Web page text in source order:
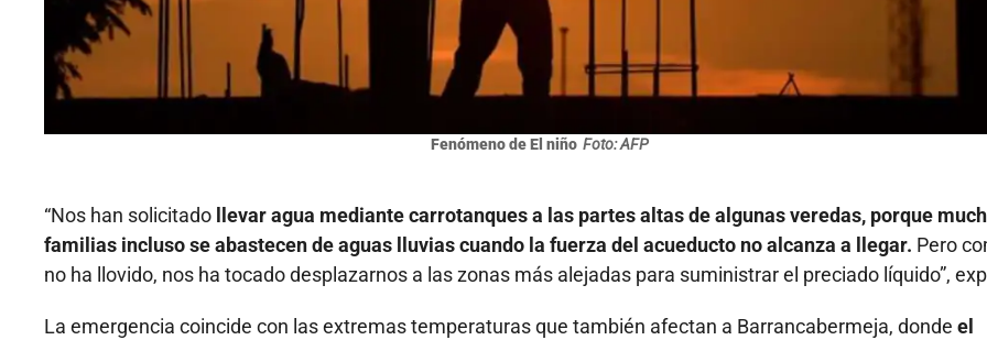
Fenómeno de El niño Foto: AFP
“Nos han solicitado
llevar agua mediante carrotanques a las partes altas de algunas veredas, porque
familias incluso se abastecen de aguas lluvias cuando la fuerza del acueducto no alcanza a llegar. Pero
no ha llovido, nos ha tocado desplazarnos a las zonas más alejadas para suministrar el preciado líquido”,
La emergencia coincide con las extremas temperaturas que también afectan a Barrancabermeja, donde el